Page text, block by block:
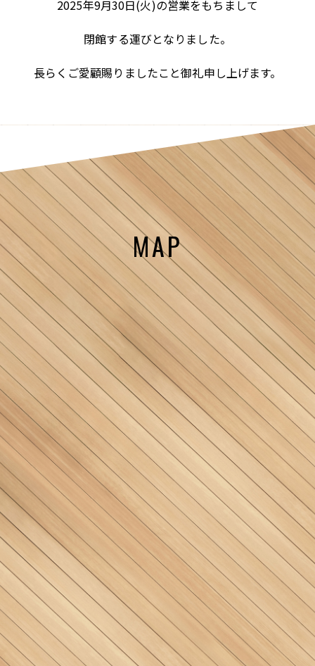
2025年9月30日(火)の営業をもちまして
閉館する運びとなりました。
長らくご愛顧賜りましたこと御礼申し上げます。
MAP